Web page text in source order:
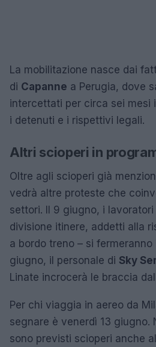
La mobilitazione nasce dai
di Capanne a Perugia, dove
intercettati per circa sei mesi
i detenuti e i rispettivi legali.
Altri scioperi in
Oltre agli scioperi già
vedrà altre proteste che
settori. Il 9 giugno, i lavoratori
divisione itinere, addetti alla
a bordo treno – si fermeranno
giugno, il personale di Sky
Linate incrocerà le braccia
Per chi viaggia in aereo da
segnare è venerdì 13 giugno.
sono previsti scioperi anche